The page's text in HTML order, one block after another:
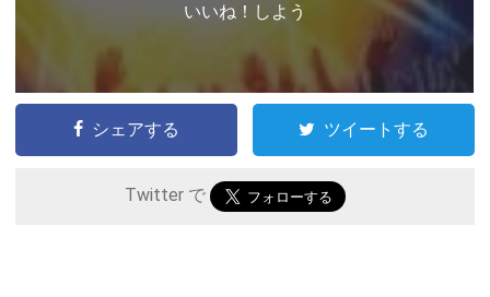
いいね！しよう
シェアする ツイートする
Twitter で